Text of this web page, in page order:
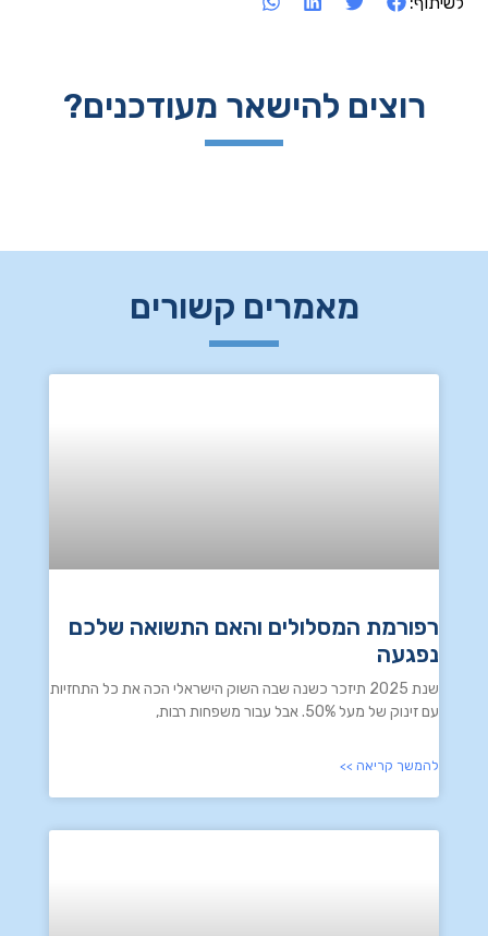
רוצים להישאר מעודכנים?
מאמרים קשורים
רפורמת המסלולים והאם התשואה שלכם
נפגעה
שנת 2025 תיזכר כשנה שבה השוק הישראלי הכה את כל התחזיות
עם זינוק של מעל 50%. אבל עבור משפחות רבות,
להמשך קריאה >>